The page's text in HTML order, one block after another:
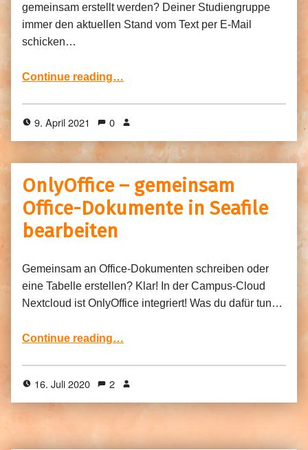
gemeinsam erstellt werden? Deiner Studiengruppe
immer den aktuellen Stand vom Text per E-Mail
schicken…
Continue reading…
9. April 2021 0
OnlyOffice – gemeinsam
Office-Dokumente in Seafile
bearbeiten
Gemeinsam an Office-Dokumenten schreiben oder
eine Tabelle erstellen? Klar! In der Campus-Cloud
Nextcloud ist OnlyOffice integriert! Was du dafür tun…
Continue reading…
16. Juli 2020 2